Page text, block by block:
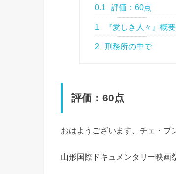
0.1 評価：60点
1 『愛しき人々』概要
2 刑務所の中で
評価：60点
おはようございます、チェ・ブ
山形国際ドキュメンタリー映画